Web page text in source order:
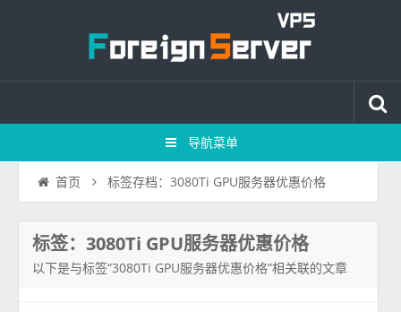
导航菜单
首页 标签存档：3080Ti GPU服务器优惠价格
标签：3080Ti GPU服务器优惠价格
以下是与标签“3080Ti GPU服务器优惠价格”相关联的文章